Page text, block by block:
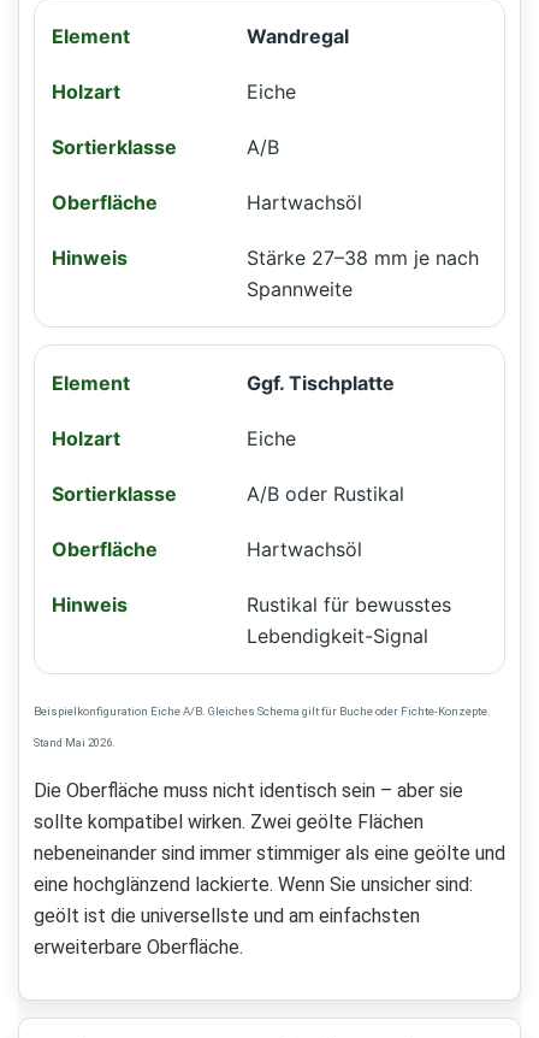
Wandregal
Eiche
A/B
Hartwachsöl
Stärke 27–38 mm je nach
Spannweite
Ggf. Tischplatte
Eiche
A/B oder Rustikal
Hartwachsöl
Rustikal für bewusstes
Lebendigkeit-Signal
Beispielkonfiguration Eiche A/B. Gleiches Schema gilt für Buche oder Fichte-Konzepte.
Stand Mai 2026.
Die Oberfläche muss nicht identisch sein – aber sie
sollte kompatibel wirken. Zwei geölte Flächen
nebeneinander sind immer stimmiger als eine geölte und
eine hochglänzend lackierte. Wenn Sie unsicher sind:
geölt ist die universellste und am einfachsten
erweiterbare Oberfläche.